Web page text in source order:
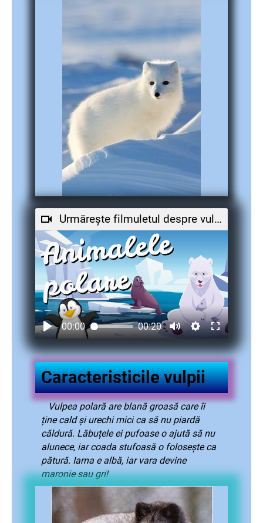
Urmărește filmuletul despre vulpea polară!
00:00 00:20
Caracteristicile vulpii
Vulpea polară are blană groasă care îi
ține cald și urechi mici ca să nu piardă
căldură. Lăbuțele ei pufoase o ajută să nu
alunece, iar coada stufoasă o folosește ca
pătură. Iarna e albă, iar vara devine
maronie sau gri!